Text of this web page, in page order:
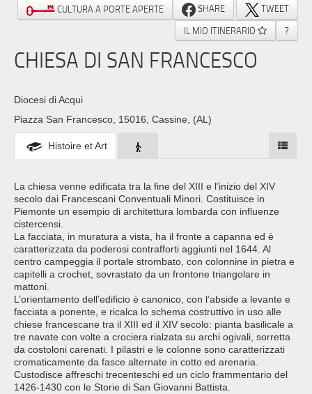
CULTURA A PORTE APERTE SHARE
TWEET
IL MIO ITINERARIO
?
CHIESA DI SAN FRANCESCO
Diocesi di Acqui
Piazza San Francesco, 15016, Cassine, (AL)
Histoire et Art
La chiesa venne edificata tra la fine del XIII e l’inizio del XIV
secolo dai Francescani Conventuali Minori. Costituisce in
Piemonte un esempio di architettura lombarda con influenze
cistercensi.
La facciata, in muratura a vista, ha il fronte a capanna ed è
caratterizzata da poderosi contrafforti aggiunti nel 1644. Al
centro campeggia il portale strombato, con colonnine in pietra e
capitelli a crochet, sovrastato da un frontone triangolare in
mattoni.
L’orientamento dell’edificio è canonico, con l’abside a levante e
facciata a ponente, e ricalca lo schema costruttivo in uso alle
chiese francescane tra il XIII ed il XIV secolo: pianta basilicale a
tre navate con volte a crociera rialzata su archi ogivali, sorretta
da costoloni carenati. I pilastri e le colonne sono caratterizzati
cromaticamente da fasce alternate in cotto ed arenaria.
Custodisce affreschi trecenteschi ed un ciclo frammentario del
1426-1430 con le Storie di San Giovanni Battista.